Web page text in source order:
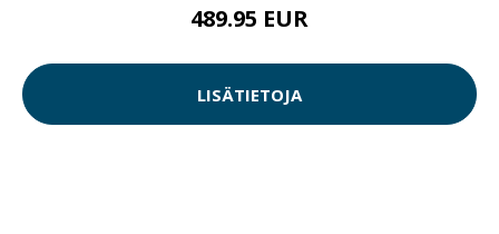
489.95 EUR
LISÄTIETOJA